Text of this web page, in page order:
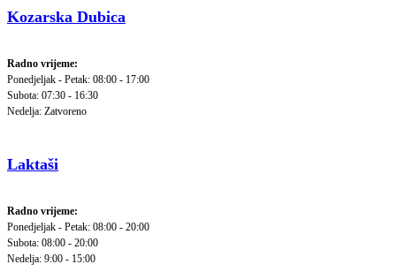
Kozarska Dubica
Radno vrijeme:
Ponedjeljak - Petak: 08:00 - 17:00
Subota: 07:30 - 16:30
Nedelja: Zatvoreno
Laktaši
Radno vrijeme:
Ponedjeljak - Petak: 08:00 - 20:00
Subota: 08:00 - 20:00
Nedelja: 9:00 - 15:00